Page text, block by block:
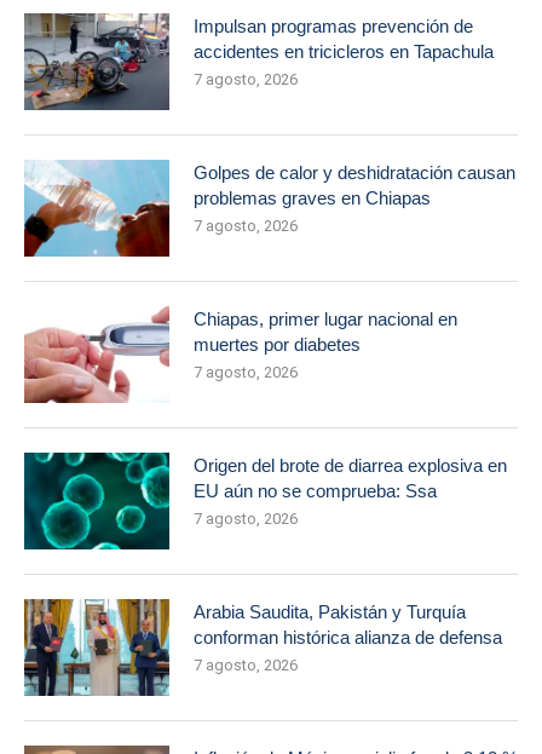
Impulsan programas prevención de
accidentes en tricicleros en Tapachula
7 agosto, 2026
Golpes de calor y deshidratación causan
problemas graves en Chiapas
7 agosto, 2026
Chiapas, primer lugar nacional en
muertes por diabetes
7 agosto, 2026
Origen del brote de diarrea explosiva en
EU aún no se comprueba: Ssa
7 agosto, 2026
Arabia Saudita, Pakistán y Turquía
conforman histórica alianza de defensa
7 agosto, 2026